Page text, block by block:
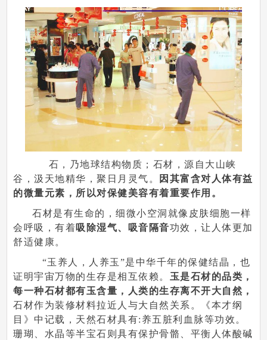
石，乃地球结构物质；石材，源自大山峡
谷，汲天地精华，聚日月灵气。
因其富含对人体有益
的微量元素，所以对保健美容有着重要作用。
石材是有生命的，细微小空洞就像皮肤细胞一样
会呼吸，有着吸除湿气、吸音隔音功效，让人体更加
舒适健康。
“玉养人，人养玉”是中华千年的保健结晶，也
证明宇宙万物的生存是相互依赖。 玉是石材的品类，
每一种石材都有玉含量，人类的生存离不开大自然，
石材作为装修材料拉近人与大自然关系。《本才纲
目》中记载，天然石材具有:养五脏利血脉等功效。
珊瑚、水晶等半宝石则具有保护骨骼、平衡人体酸碱